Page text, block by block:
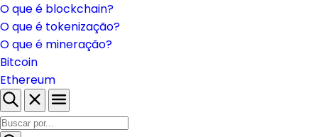
O que é blockchain?
O que é tokenização?
O que é mineração?
Bitcoin
Ethereum